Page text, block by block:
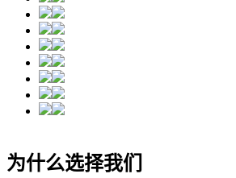
为什么选择我们